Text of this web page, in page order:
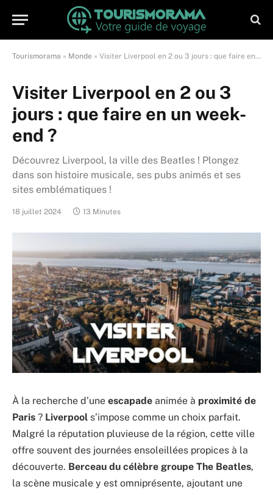
Tourismorama » Monde » Visiter Liverpool en 2 ou 3 jours : que faire en un week-end ?
Visiter Liverpool en 2 ou 3
jours : que faire en un week-
end ?
Découvrez Liverpool, la ville des Beatles ! Plongez
dans son histoire musicale, ses pubs animés et ses
sites emblématiques !
18 juillet 2024 13 Minutes
À la recherche d’une escapade animée à proximité de
Paris ? Liverpool s’impose comme un choix parfait.
Malgré la réputation pluvieuse de la région, cette ville
offre souvent des journées ensoleillées propices à la
découverte. Berceau du célèbre groupe The Beatles,
la scène musicale y est omniprésente, ajoutant une